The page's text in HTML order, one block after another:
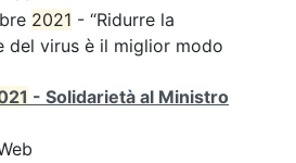
2021 - “Ridurre la
del virus è il miglior modo
- Solidarietà al Ministro